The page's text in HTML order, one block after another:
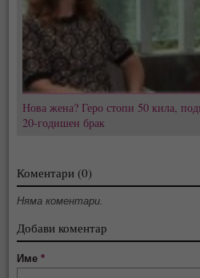
Нова жена? Геро стопи 50 кила,
20-годишен брак
Коментари (0)
Няма коментари.
Добави коментар
Име*